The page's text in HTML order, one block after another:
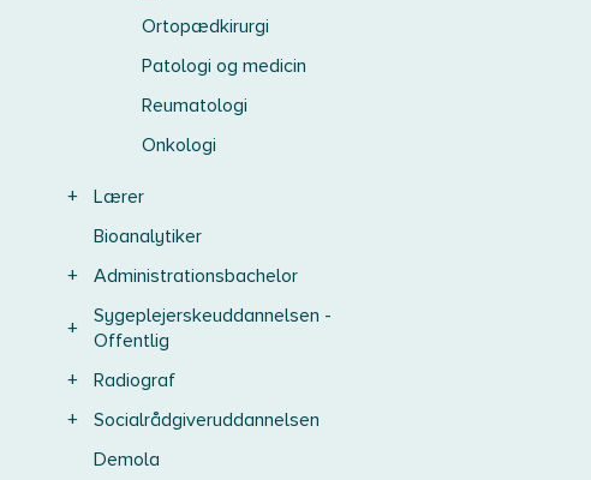
Ortopædkirurgi
Patologi og medicin
Reumatologi
Onkologi
+
Lærer
Bioanalytiker
+
Administrationsbachelor
+
Sygeplejerskeuddannelsen -
Offentlig
+
Radiograf
+
Socialrådgiveruddannelsen
Demola